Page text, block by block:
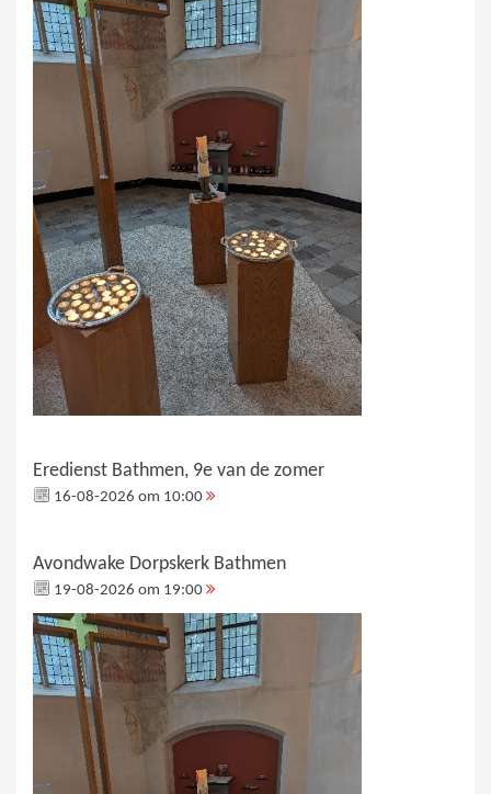
Eredienst Bathmen, 9e van de zomer
16-08-2026 om 10:00
Avondwake Dorpskerk Bathmen
19-08-2026 om 19:00